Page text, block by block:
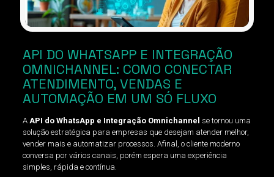
API DO WHATSAPP E INTEGRAÇÃO
OMNICHANNEL: COMO CONECTAR
ATENDIMENTO, VENDAS E
AUTOMAÇÃO EM UM SÓ FLUXO
A API do WhatsApp e Integração Omnichannel se tornou uma
solução estratégica para empresas que desejam atender melhor,
vender mais e automatizar processos. Afinal, o cliente moderno
conversa por vários canais, porém espera uma experiência
simples, rápida e contínua.